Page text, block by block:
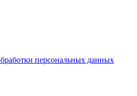
персональных данных